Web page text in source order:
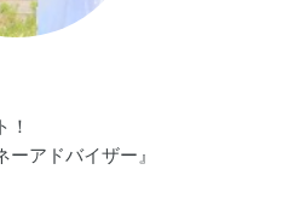
！
アドバイザー』